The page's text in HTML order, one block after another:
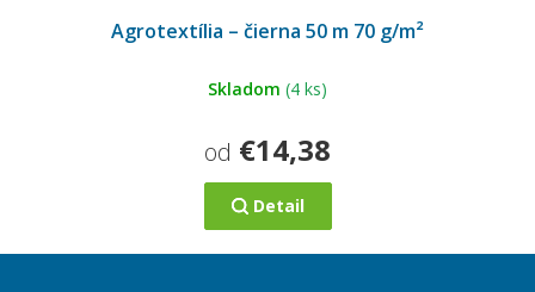
Agrotextília – čierna 50 m 70 g/m²
Skladom (4 ks)
od €14,38
Detail